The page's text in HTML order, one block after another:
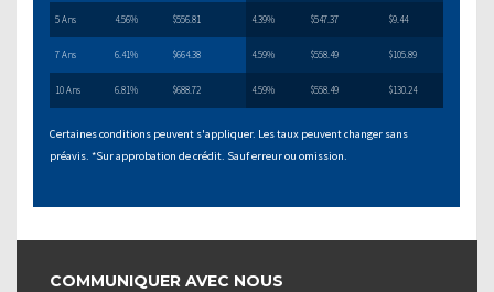
5 Ans 4.56% $556.81 4.39% $547.37 $9.44
7 Ans 6.41% $664.38 4.59% $558.49 $105.89
10 Ans 6.81% $688.72 4.59% $558.49 $130.24
Certaines conditions peuvent s'appliquer. Les taux peuvent changer sans
préavis. *Sur approbation de crédit. Sauf erreur ou omission.
COMMUNIQUER AVEC NOUS